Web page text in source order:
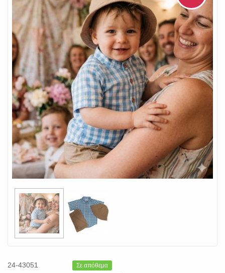
24-43051 Σε απόθεμα